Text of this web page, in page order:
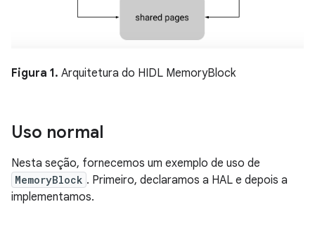
Figura 1. Arquitetura do HIDL MemoryBlock
Uso normal
Nesta seção, fornecemos um exemplo de uso de
MemoryBlock . Primeiro, declaramos a HAL e depois a
implementamos.